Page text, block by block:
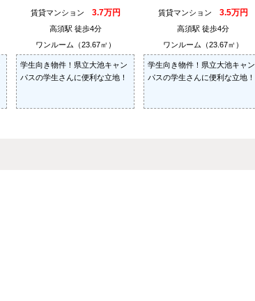
賃貸マンション 3.7万円
高須駅 徒歩4分
ワンルーム（23.67㎡）
学生向き物件！県立大池キャン
パスの学生さんに便利な立地！
賃貸マンション 3.5万円
高須駅 徒歩4分
ワンルーム（23.67㎡）
学生向き物件！県立大池キャン
パスの学生さんに便利な立地！